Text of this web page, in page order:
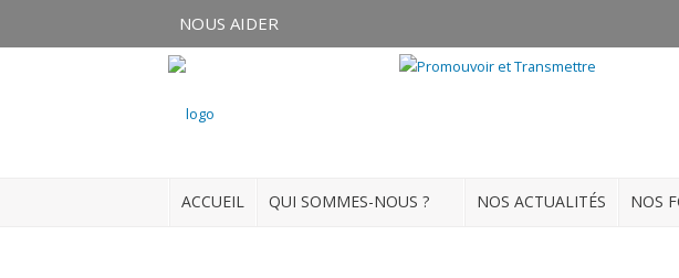
NOUS AIDER
ACCUEIL QUI SOMMES-NOUS ? NOS ACTUALITÉS NOS